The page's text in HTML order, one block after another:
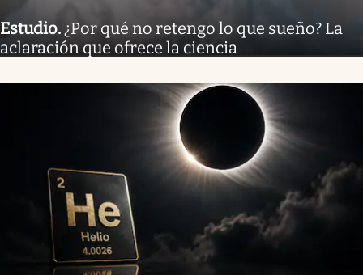
Estudio. ¿Por qué no retengo lo que sueño? La
aclaración que ofrece la ciencia